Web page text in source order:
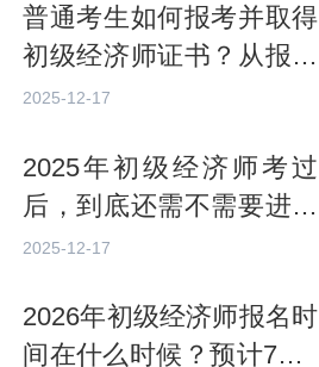
普通考生如何报考并取得
初级经济师证书？从报名
到领证的完整流程指南
2025-12-17
2025年初级经济师考过
后，到底还需不需要进行
资格评审？
2025-12-17
2026年初级经济师报名时
间在什么时候？预计7—8